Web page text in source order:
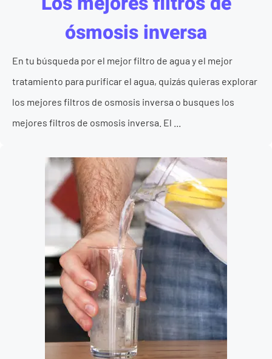
ósmosis inversa
En tu búsqueda por el mejor filtro de agua y el mejor
tratamiento para purificar el agua, quizás quieras explorar
los mejores filtros de osmosis inversa o busques los
mejores filtros de osmosis inversa. El ...